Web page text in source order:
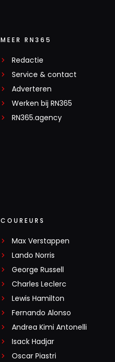
MEER RN365
Redactie
Service & contact
Adverteren
Werken bij RN365
RN365.agency
COUREURS
Max Verstappen
Lando Norris
George Russell
Charles Leclerc
Lewis Hamilton
Fernando Alonso
Andrea Kimi Antonelli
Isack Hadjar
Oscar Piastri